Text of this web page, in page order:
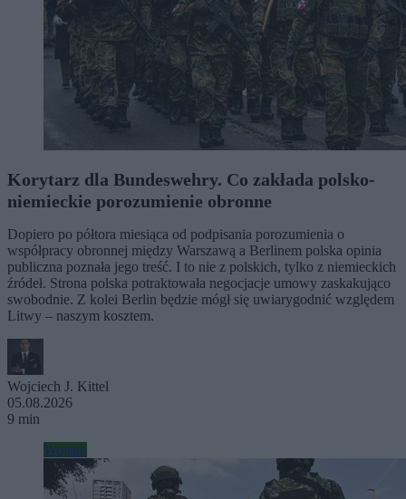
Korytarz dla Bundeswehry. Co zakłada polsko-
niemieckie porozumienie obronne
Dopiero po półtora miesiąca od podpisania porozumienia o
współpracy obronnej między Warszawą a Berlinem polska opinia
publiczna poznała jego treść. I to nie z polskich, tylko z niemieckich
źródeł. Strona polska potraktowała negocjacje umowy zaskakująco
swobodnie. Z kolei Berlin będzie mógł się uwiarygodnić względem
Litwy – naszym kosztem.
Wojciech J. Kittel
05.08.2026
9 min
Wojsko